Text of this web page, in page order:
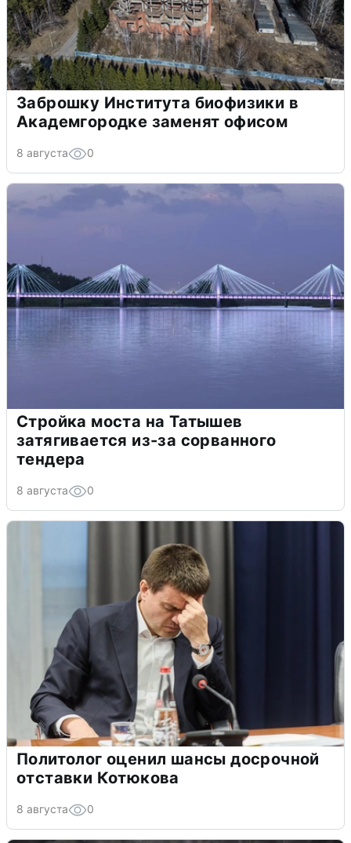
Заброшку Института биофизики в
Академгородке заменят офисом
8 августа 0
Стройка моста на Татышев
затягивается из-за сорванного
тендера
8 августа 0
Политолог оценил шансы досрочной
отставки Котюкова
8 августа 0